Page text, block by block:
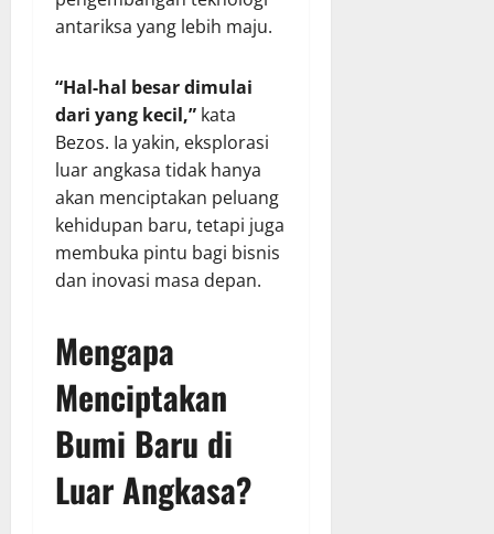
antariksa yang lebih maju.
“Hal-hal besar dimulai
dari yang kecil,” kata
Bezos. Ia yakin, eksplorasi
luar angkasa tidak hanya
akan menciptakan peluang
kehidupan baru, tetapi juga
membuka pintu bagi bisnis
dan inovasi masa depan.
Mengapa
Menciptakan
Bumi Baru di
Luar Angkasa?